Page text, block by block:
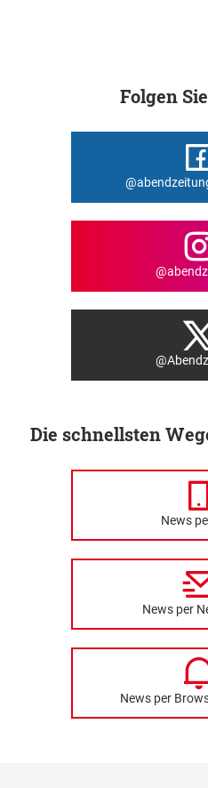
Folgen
Die schnellsten
News
News per
News per